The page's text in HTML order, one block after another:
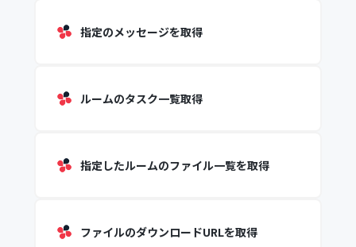
指定のメッセージを取得
ルームのタスク一覧取得
指定したルームのファイル一覧を取得
ファイルのダウンロードURLを取得